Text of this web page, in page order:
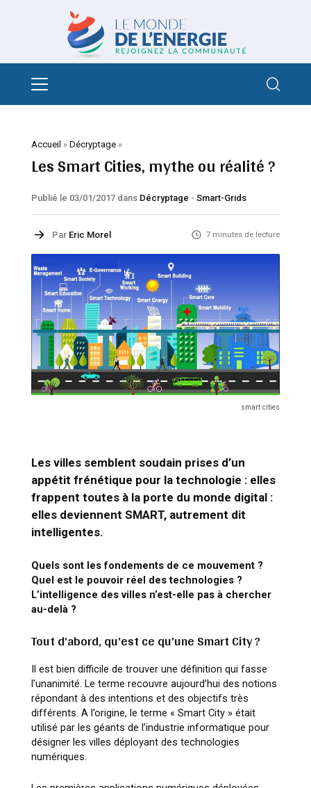
Accueil » Décryptage»
Les Smart Cities, mythe ou réalité ?
Publié le 03/01/2017 dans Décryptage - Smart-Grids
Par Eric Morel 7 minutes de lecture
smart cities
Les villes semblent soudain prises d’un
appétit frénétique pour la technologie : elles
frappent toutes à la porte du monde digital :
elles deviennent SMART, autrement dit
intelligentes.
Quels sont les fondements de ce mouvement ?
Quel est le pouvoir réel des technologies ?
L’intelligence des villes n’est-elle pas à chercher
au-delà ?
Tout d’abord, qu’est ce qu’une Smart City ?
Il est bien difficile de trouver une définition qui fasse
l’unanimité. Le terme recouvre aujourd’hui des notions
répondant à des intentions et des objectifs très
différents. A l’origine, le terme « Smart City » était
utilisé par les géants de l’industrie informatique pour
désigner les villes déployant des technologies
numériques.